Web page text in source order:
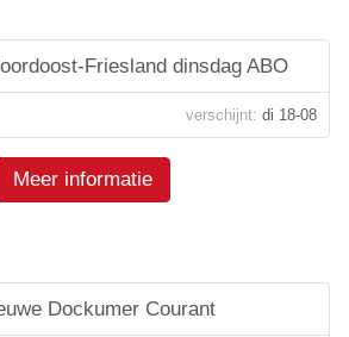
Friesland dinsdag ABO
verschijnt: di 18-08
Meer informatie
Dockumer Courant